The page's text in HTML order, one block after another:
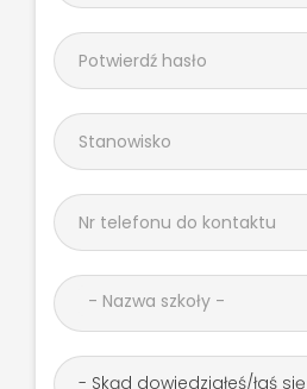
- Nazwa szkoły -